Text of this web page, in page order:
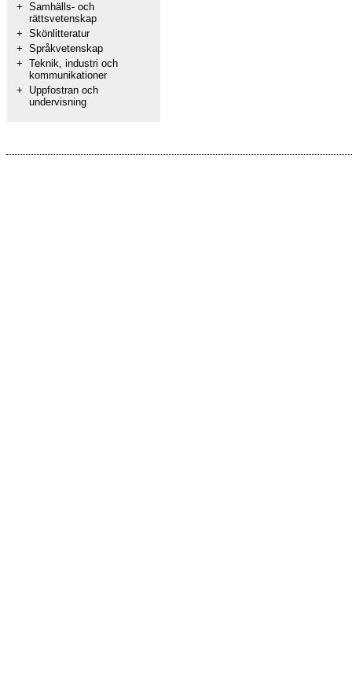
+ Samhälls- och
rättsvetenskap
+ Skönlitteratur
+ Språkvetenskap
+ Teknik, industri och
kommunikationer
+
Uppfostran och
undervisning